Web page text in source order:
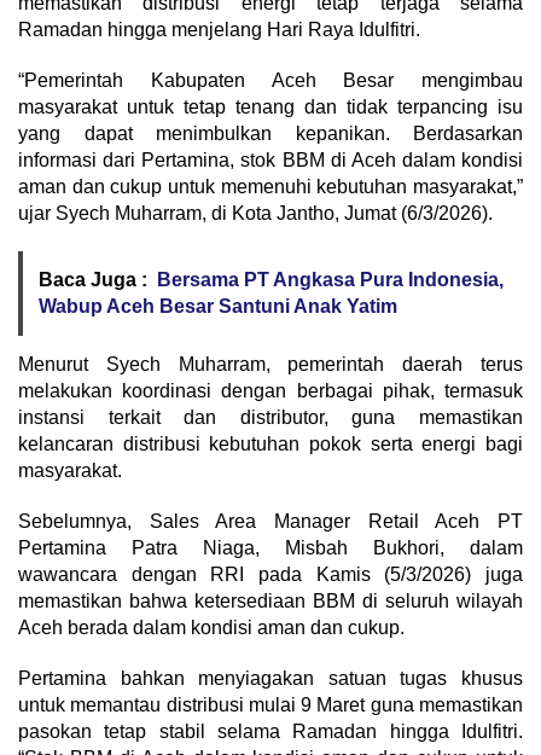
Ramadan hingga menjelang Hari Raya Idulfitri.
“Pemerintah Kabupaten Aceh Besar mengimbau
masyarakat untuk tetap tenang dan tidak terpancing isu
yang dapat menimbulkan kepanikan. Berdasarkan
informasi dari Pertamina, stok BBM di Aceh dalam kondisi
aman dan cukup untuk memenuhi kebutuhan masyarakat,”
ujar Syech Muharram, di Kota Jantho, Jumat (6/3/2026).
Baca Juga :
Bersama PT Angkasa Pura Indonesia,
Wabup Aceh Besar Santuni Anak Yatim
Menurut Syech Muharram, pemerintah daerah terus
melakukan koordinasi dengan berbagai pihak, termasuk
instansi terkait dan distributor, guna memastikan
kelancaran distribusi kebutuhan pokok serta energi bagi
masyarakat.
Sebelumnya, Sales Area Manager Retail Aceh PT
Pertamina Patra Niaga, Misbah Bukhori, dalam
wawancara dengan RRI pada Kamis (5/3/2026) juga
memastikan bahwa ketersediaan BBM di seluruh wilayah
Aceh berada dalam kondisi aman dan cukup.
Pertamina bahkan menyiagakan satuan tugas khusus
untuk memantau distribusi mulai 9 Maret guna memastikan
pasokan tetap stabil selama Ramadan hingga Idulfitri.